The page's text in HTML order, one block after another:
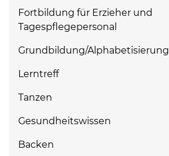
Fortbildung für Erzieher und
Tagespflegepersonal
Grundbildung/Alphabetisierung
Lerntreff
Tanzen
Gesundheitswissen
Backen